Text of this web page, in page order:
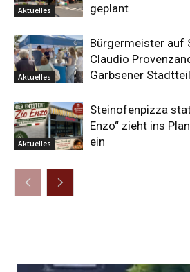
Aktuelles
geplant
Aktuelles
Bürgermeister auf
Claudio
Garbsener
Aktuelles
Steinofenpizza
Enzo“ zieht ins
ein